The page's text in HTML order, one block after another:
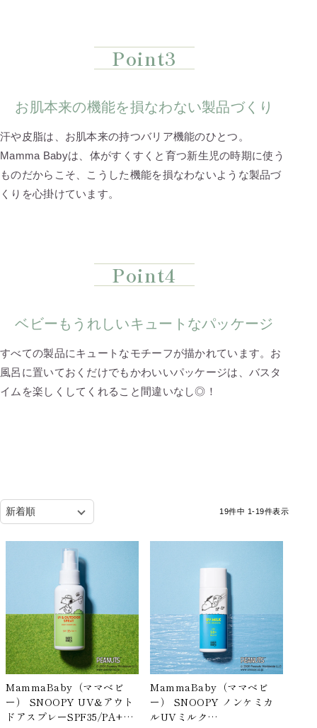
Point3
お肌本来の機能を損なわない製品づくり
汗や皮脂は、お肌本来の持つバリア機能のひとつ。
Mamma Babyは、体がすくすくと育つ新生児の時期に使う
ものだからこそ、こうした機能を損なわないような製品づ
くりを心掛けています。
Point4
ベビーもうれしいキュートなパッケージ
すべての製品にキュートなモチーフが描かれています。お
風呂に置いておくだけでもかわいいパッケージは、バスタ
イムを楽しくしてくれること間違いなし◎！
19件中 1 -19件表示
MammaBaby（ママベビ
ー） SNOOPY UV&アウト
ドアスプレーSPF35/PA+++
MammaBaby（ママベビ
ー） SNOOPY ノンケミカ
ルUVミルク